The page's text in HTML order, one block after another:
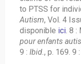
to PTSS for
Autism, Vol. 4
disponible ici. 8 :
pour enfants
9 : Ibid., p. 169. 9 :